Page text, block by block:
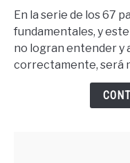
Tener
Lo
Que
Quieres
En la serie de los 67
fundamentales, y
no logran entender y
correctamente, será